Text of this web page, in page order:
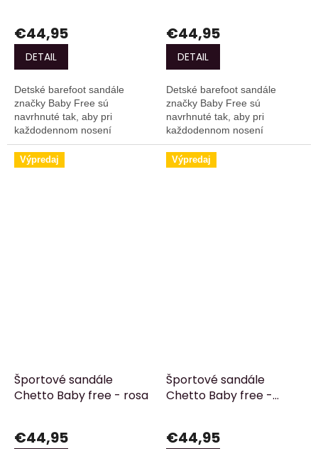
€44,95
DETAIL
Detské barefoot sandále
značky Baby Free sú
navrhnuté tak, aby pri
každodennom nosení
poskytovali ochranu aj dobré
odvetranie.
€44,95
DETAIL
Detské barefoot sandále
značky Baby Free sú
navrhnuté tak, aby pri
každodennom nosení
poskytovali ochranu aj dobré
odvetranie.
Výpredaj
Športové sandále
Chetto Baby free - rosa
€44,95
Výpredaj
Športové sandále
Chetto Baby free -
€44,95